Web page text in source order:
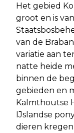
Het gebied
groot en is
van de
variatie aan
natte heide
binnen de
gebieden en
Kalmthoutse
IJslandse
dieren